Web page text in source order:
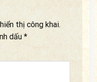
thị công khai.
dấu *